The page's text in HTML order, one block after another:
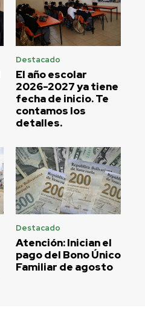
Destacado
El año escolar
2026-2027 ya tiene
fecha de inicio. Te
contamos los
detalles.
Destacado
Atención: Inician el
pago del Bono Único
Familiar de agosto